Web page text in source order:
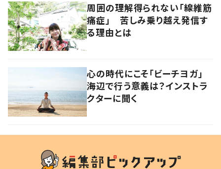
周囲の理解得られない「線維筋
痛症」 苦しみ乗り越え発信す
る理由とは
心の時代にこそ「ビーチヨガ」
海辺で行う意義は？インストラ
クターに聞く